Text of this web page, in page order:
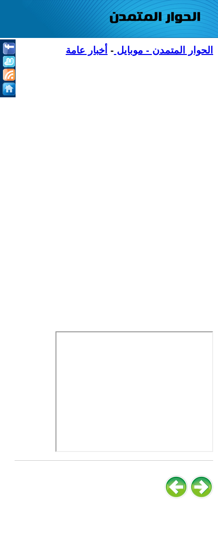
الحوار المتمدن - موبايل - أخبار عامة